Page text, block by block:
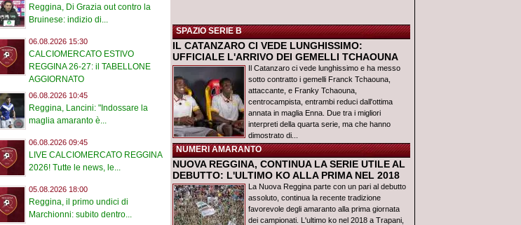
Reggina, Di Grazia out contro la
Bruinese: indizio di...
06.08.2026 15:30
CALCIOMERCATO ESTIVO
REGGINA 26-27: il TABELLONE
AGGIORNATO
06.08.2026 10:45
Reggina, Lancini: "Indossare la
maglia amaranto è...
06.08.2026 09:45
LIVE CALCIOMERCATO REGGINA
2026! Tutte le news, le...
05.08.2026 18:00
Reggina, il primo undici di
Marchionni: subito dentro...
SPAZIO SERIE B
IL CATANZARO CI VEDE LUNGHISSIMO:
UFFICIALE L'ARRIVO DEI GEMELLI TCHAOUNA
Il Catanzaro ci vede lunghissimo e ha messo
sotto contratto i gemelli Franck Tchaouna,
attaccante, e Franky Tchaouna,
centrocampista, entrambi reduci dall'ottima
annata in maglia Enna. Due tra i migliori
interpreti della quarta serie, ma che hanno
dimostrato di...
NUMERI AMARANTO
NUOVA REGGINA, CONTINUA LA SERIE UTILE AL
DEBUTTO: L'ULTIMO KO ALLA PRIMA NEL 2018
La Nuova Reggina parte con un pari al debutto
assoluto, continua la recente tradizione
favorevole degli amaranto alla prima giornata
dei campionati. L'ultimo ko nel 2018 a Trapani,